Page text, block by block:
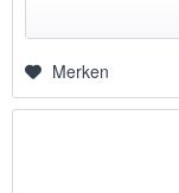
Merken